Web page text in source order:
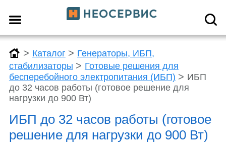
> Каталог > Генераторы, ИБП,
стабилизаторы > Готовые решения для
бесперебойного электропитания (ИБП) > ИБП
до 32 часов работы (готовое решение для
нагрузки до 900 Вт)
ИБП до 32 часов работы (готовое
решение для нагрузки до 900 Вт)